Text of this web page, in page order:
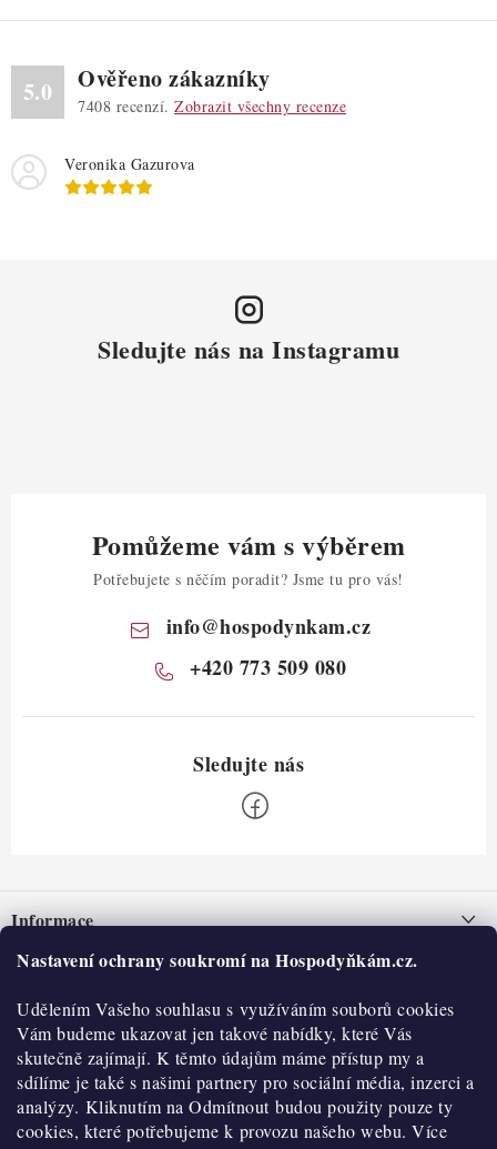
Nastavení ochrany soukromí na Hospodyňkám.cz.
Udělením Vašeho souhlasu s využíváním souborů cookies
Vám budeme ukazovat jen takové nabídky, které Vás
skutečně zajímají. K těmto údajům máme přístup my a
sdílíme je také s našimi partnery pro sociální média, inzerci a
analýzy. Kliknutím na Odmítnout budou použity pouze ty
cookies, které potřebujeme k provozu našeho webu. Více
5.0 Ověřeno zákazníky
7408 recenzí. Zobrazit všechny recenze
Veronika Gazurova
Sledujte nás na Instagramu
Pomůžeme vám s výběrem
Potřebujete s něčím poradit? Jsme tu pro vás!
info@hospodynkam.cz
+420 773 509 080
pInformace
Nepřevzetí zásilky na dobírku
Obchodní podmínky
Hodnocení obchodu
Blog
Moje objednávka
O nás
Historie
Kontakty
O nákupu
Reklamace a vratky
Výdejní místa